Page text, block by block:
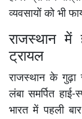
व्यवसायों को भी
राजस्थान में
ट्रायल
राजस्थान के गुढ़ा
लंबा समर्पित
भारत में पहली